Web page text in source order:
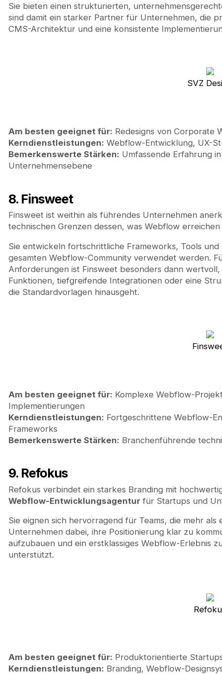
Sie bieten einen strukturierten,
sind damit ein starker Partner für Unternehmen, die
CMS-Architektur und eine konsistente
SVZ
Am besten geeignet für: Redesigns von Corporate
Kerndienstleistungen: Webflow-Entwicklung, UX-
Bemerkenswerte Stärken: Umfassende Erfahrung
Unternehmensebene
8. Finsweet
Finsweet ist weithin als führendes Unternehmen
technischen Grenzen dessen, was Webflow
Sie entwickeln fortschrittliche Frameworks, Tools
gesamten Webflow-Community verwendet werden.
Anforderungen ist Finsweet besonders dann
Funktionen, tiefgreifende Integrationen oder eine
die Standardvorlagen hinausgeht.
Am besten geeignet für: Komplexe Webflow-
Implementierungen
Kerndienstleistungen: Fortgeschrittene Webflow-
Frameworks
Bemerkenswerte Stärken: Branchenführende
9. Refokus
Refokus verbindet ein starkes Branding mit
Webflow-Entwicklungsagenturfür Startups und
Sie eignen sich hervorragend für Teams, die mehr
Unternehmen dabei, ihre Positionierung klar zu
aufzubauen und ein erstklassiges Webflow-Erlebnis
unterstützt.
Am besten geeignet für: Produktorientierte
Kerndienstleistungen: Branding, Webflow-